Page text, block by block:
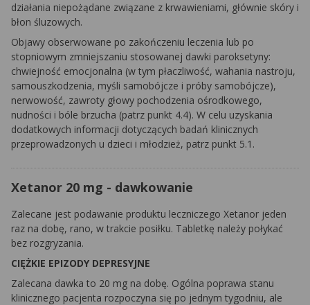
działania niepożądane związane z krwawieniami, głównie skóry i
błon śluzowych.
Objawy obserwowane po zakończeniu leczenia lub po
stopniowym zmniejszaniu stosowanej dawki paroksetyny:
chwiejność emocjonalna (w tym płaczliwość, wahania nastroju,
samouszkodzenia, myśli samobójcze i próby samobójcze),
nerwowość, zawroty głowy pochodzenia ośrodkowego,
nudności i bóle brzucha (patrz punkt 4.4). W celu uzyskania
dodatkowych informacji dotyczących badań klinicznych
przeprowadzonych u dzieci i młodzież, patrz punkt 5.1.
Xetanor 20 mg - dawkowanie
Zalecane jest podawanie produktu leczniczego Xetanor jeden
raz na dobę, rano, w trakcie posiłku. Tabletkę należy połykać
bez rozgryzania.
CIĘŻKIE EPIZODY DEPRESYJNE
Zalecana dawka to 20 mg na dobę. Ogólna poprawa stanu
klinicznego pacjenta rozpoczyna się po jednym tygodniu, ale